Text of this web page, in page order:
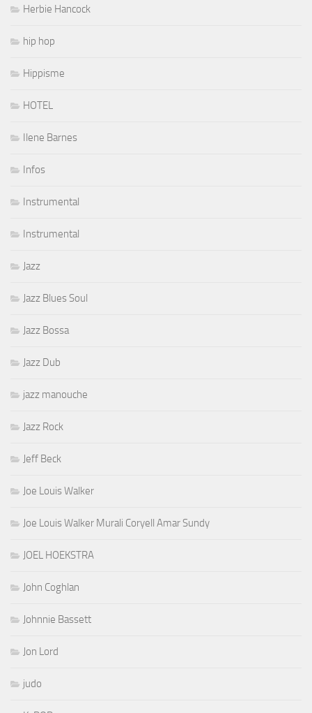
Herbie Hancock
hip hop
Hippisme
HOTEL
Ilene Barnes
Infos
Instrumental
Instrumental
Jazz
Jazz Blues Soul
Jazz Bossa
Jazz Dub
jazz manouche
Jazz Rock
Jeff Beck
Joe Louis Walker
Joe Louis Walker Murali Coryell Amar Sundy
JOEL HOEKSTRA
John Coghlan
Johnnie Bassett
Jon Lord
judo